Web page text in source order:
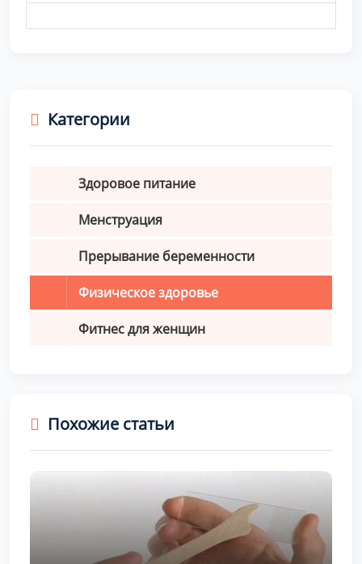
Категории
Здоровое питание
Менструация
Прерывание беременности
Физическое здоровье
Фитнес для женщин
Похожие статьи